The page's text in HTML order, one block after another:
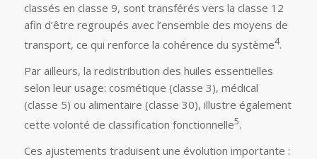
classés en classe 9, sont transférés vers la classe 12
afin d’être regroupés avec l’ensemble des moyens de
transport, ce qui renforce la cohérence du système4.
Par ailleurs, la redistribution des huiles essentielles
selon leur usage: cosmétique (classe 3), médical
(classe 5) ou alimentaire (classe 30), illustre également
cette volonté de classification fonctionnelle5.
Ces ajustements traduisent une évolution importante :